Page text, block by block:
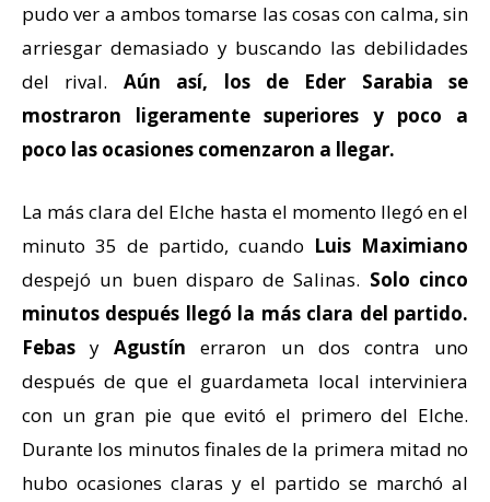
pudo ver a ambos tomarse las cosas con calma, sin
arriesgar demasiado y buscando las debilidades
del rival. Aún así, los de Eder Sarabia se
mostraron ligeramente superiores y poco a
poco las ocasiones comenzaron a llegar.
La más clara del Elche hasta el momento llegó en el
minuto 35 de partido, cuando Luis Maximiano
despejó un buen disparo de Salinas. Solo cinco
minutos después llegó la más clara del partido.
Febas yAgustín erraron un dos contra uno
después de que el guardameta local interviniera
con un gran pie que evitó el primero del Elche.
Durante los minutos finales de la primera mitad no
hubo ocasiones claras y el partido se marchó al